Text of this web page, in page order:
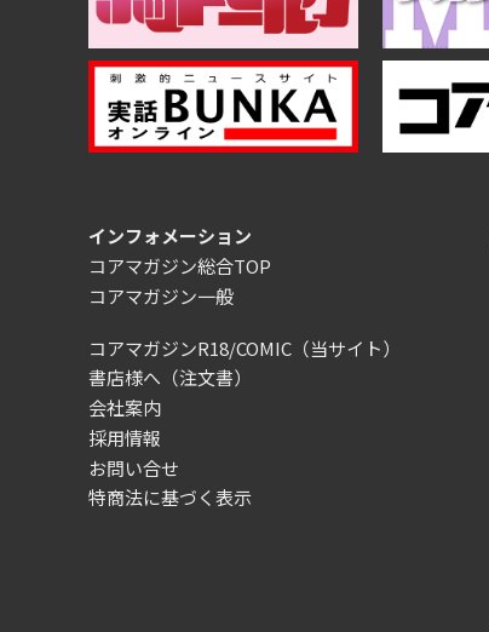
インフォメーション
コアマガジン総合TOP
コアマガジン一般
コアマガジンR18/COMIC（当サイト）
書店様へ（注文書）
会社案内
採用情報
お問い合せ
特商法に基づく表示